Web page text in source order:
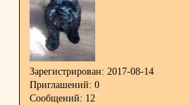
Зарегистрирован: 2017-08-14
Приглашений: 0
Сообщений: 12